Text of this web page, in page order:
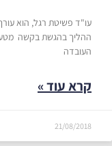
עו"ד פשיטת רגל, הוא
ההליך בהגשת בקשה
העובדה
קרא עוד »
21/08/2018